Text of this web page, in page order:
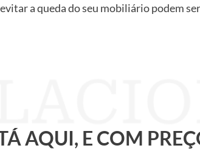
a queda do seu mobiliário podem
AQUI, E COM